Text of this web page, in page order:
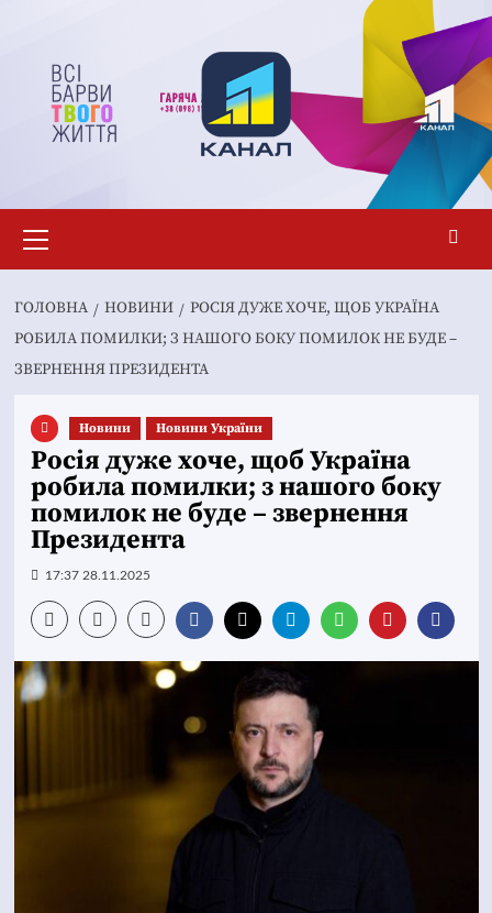
вмісту
меню
ГОЛОВНА НОВИНИ
РОСІЯ ДУЖЕ ХОЧЕ, ЩОБ УКРАЇНА
РОБИЛА ПОМИЛКИ; З НАШОГО БОКУ ПОМИЛОК НЕ БУДЕ –
ЗВЕРНЕННЯ ПРЕЗИДЕНТА
Новини Новини України
Росія дуже хоче, щоб Україна
робила помилки; з нашого боку
помилок не буде – звернення
Президента
17:37 28.11.2025